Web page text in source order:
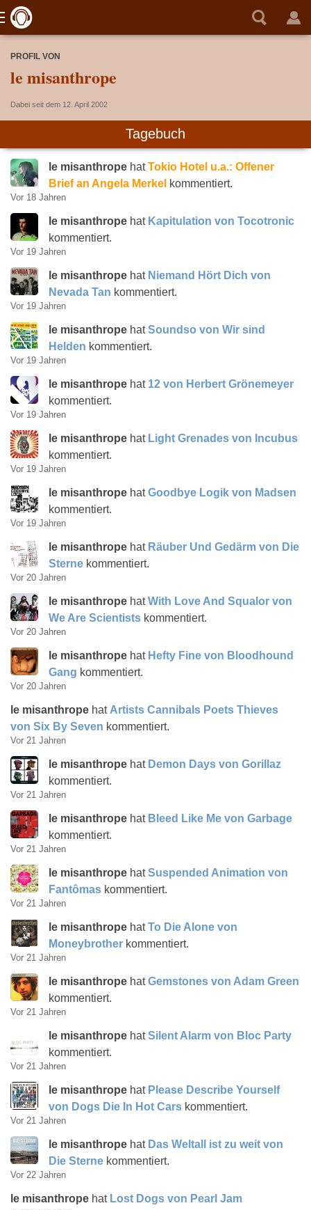
PROFIL VON
le misanthrope
Dabei seit dem 12. April 2002
Tagebuch
le misanthrope hatTokio Hotel u.a.: Offener
Brief an Angela Merkel kommentiert.
Vor 18 Jahren
le misanthrope hat Kapitulation von Tocotronic
kommentiert.
Vor 19 Jahren
le misanthrope hat Niemand Hört Dich von
Nevada Tan kommentiert.
Vor 19 Jahren
le misanthrope hatSoundso von Wir sind
Helden kommentiert.
Vor 19 Jahren
le misanthrope hat 12 von Herbert Grönemeyer
kommentiert.
Vor 19 Jahren
le misanthrope hat Light Grenades von Incubus
kommentiert.
Vor 19 Jahren
le misanthrope hatGoodbye Logik von Madsen
kommentiert.
Vor 19 Jahren
le misanthrope hat Räuber Und Gedärm von Die
Sterne kommentiert.
Vor 20 Jahren
le misanthrope hatWith Love And Squalor von
We Are Scientists kommentiert.
Vor 20 Jahren
le misanthrope hat Hefty Fine von Bloodhound
Gang kommentiert.
Vor 20 Jahren
le misanthrope hat Artists Cannibals Poets Thieves
von Six By Seven kommentiert.
Vor 21 Jahren
le misanthrope hat Demon Days von Gorillaz
kommentiert.
Vor 21 Jahren
le misanthrope hat Bleed Like Me von Garbage
kommentiert.
Vor 21 Jahren
le misanthrope hatSuspended Animation von
Fantômas kommentiert.
Vor 21 Jahren
le misanthrope hatTo Die Alone von
Moneybrother kommentiert.
Vor 21 Jahren
le misanthrope hatGemstones von Adam Green
kommentiert.
Vor 21 Jahren
le misanthrope hatSilent Alarm von Bloc Party
kommentiert.
Vor 21 Jahren
le misanthrope hat Please Describe Yourself
von Dogs Die In Hot Cars kommentiert.
Vor 21 Jahren
le misanthrope hat Das Weltall ist zu weit von
Die Sterne kommentiert.
Vor 22 Jahren
le misanthrope hat Lost Dogs von Pearl Jam